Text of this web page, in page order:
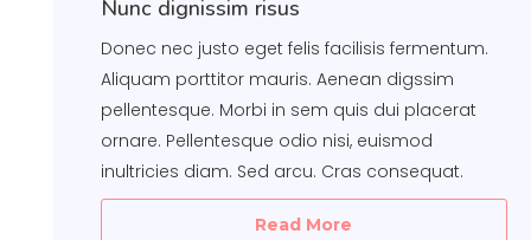
Nunc dignissim risus
Donec nec justo eget felis facilisis fermentum.
Aliquam porttitor mauris. Aenean digssim
pellentesque. Morbi in sem quis dui placerat
ornare. Pellentesque odio nisi, euismod
inultricies diam. Sed arcu. Cras consequat.
Read More